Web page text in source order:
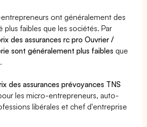
ont généralement des
plus faibles que les sociétés. Par
des assurances rc pro Ouvrier /
sont généralement plus faibles que
des assurances prévoyances TNS
les micro-entrepreneurs, auto-
libérales et chef d'entreprise